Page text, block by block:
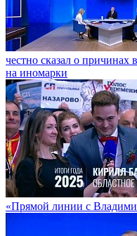
честно сказал о причинах
на иномарки
«Прямой линии с